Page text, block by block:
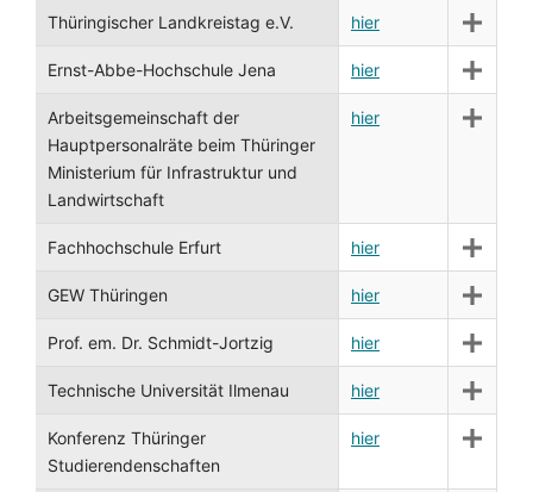
Thüringischer Landkreistag e.V. hier
Ernst-Abbe-Hochschule Jena hier
Arbeitsgemeinschaft der
Hauptpersonalräte beim Thüringer
Ministerium für Infrastruktur und
Landwirtschaft
hier
Fachhochschule Erfurt hier
GEW Thüringen hier
Prof. em. Dr. Schmidt-Jortzig hier
Technische Universität Ilmenau hier
Konferenz Thüringer
Studierendenschaften
hier